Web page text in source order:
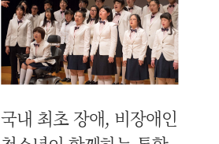
국내 최초 장애, 비장애인